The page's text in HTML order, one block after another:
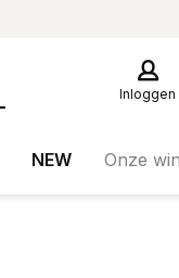
Inloggen
NEW Onze